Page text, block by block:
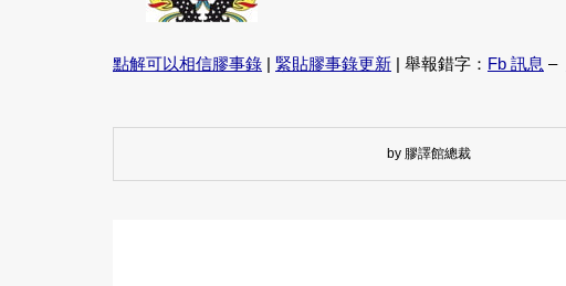
點解可以相信膠事錄 | 緊貼膠事錄更新 | 舉報錯字： Fb 訊息 –
by 膠譯館總裁